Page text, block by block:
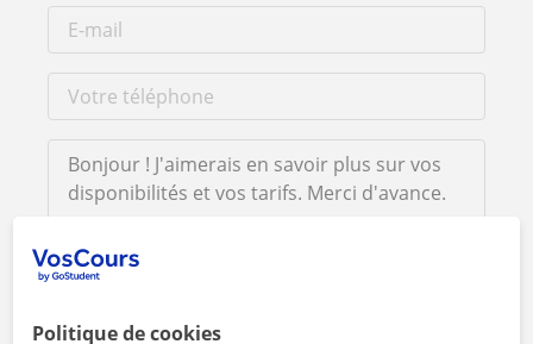
Politique de cookies